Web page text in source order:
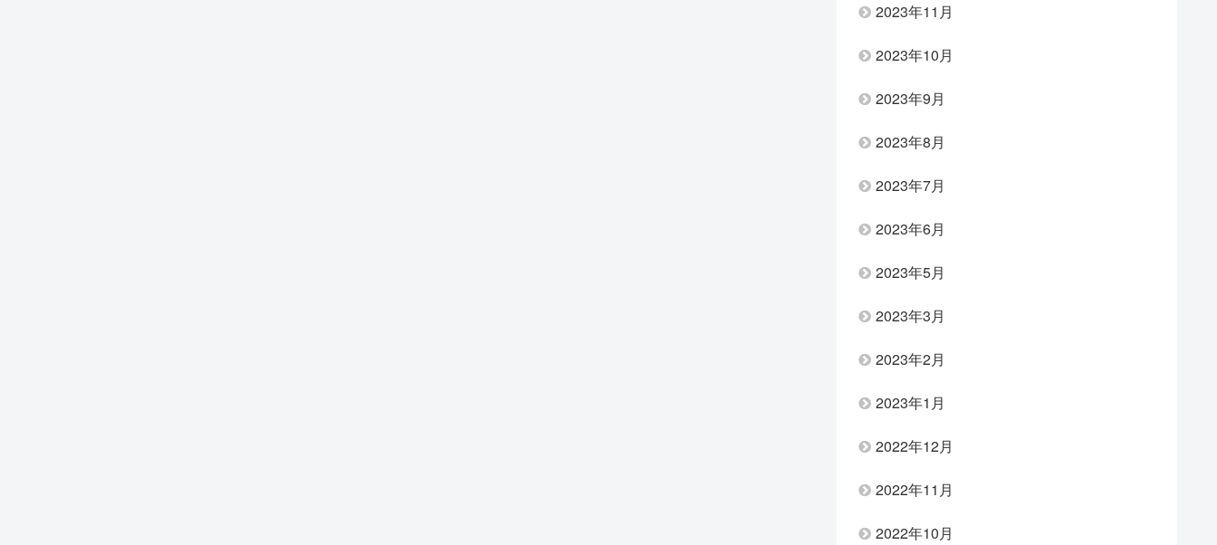
2023年11月
2023年10月
2023年9月
2023年8月
2023年7月
2023年6月
2023年5月
2023年3月
2023年2月
2023年1月
2022年12月
2022年11月
2022年10月